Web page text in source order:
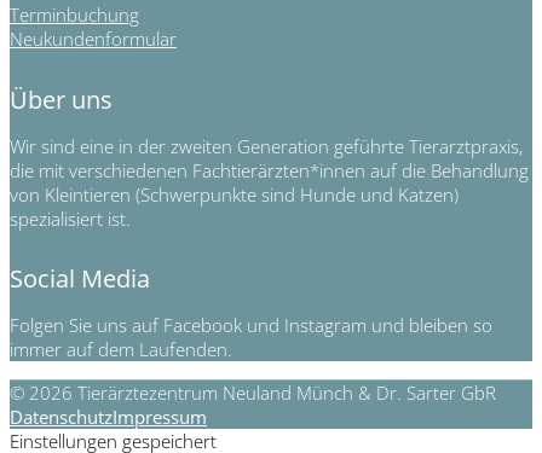
Terminbuchung
Neukundenformular
Über uns
Wir sind eine in der zweiten Generation geführte Tierarztpraxis,
die mit verschiedenen Fachtierärzten*innen auf die Behandlung
von Kleintieren (Schwerpunkte sind Hunde und Katzen)
spezialisiert ist.
Social Media
Folgen Sie uns auf Facebook und Instagram und bleiben so
immer auf dem Laufenden.
© 2026 Tierärztezentrum Neuland Münch & Dr. Sarter GbR
DatenschutzImpressum
Einstellungen gespeichert